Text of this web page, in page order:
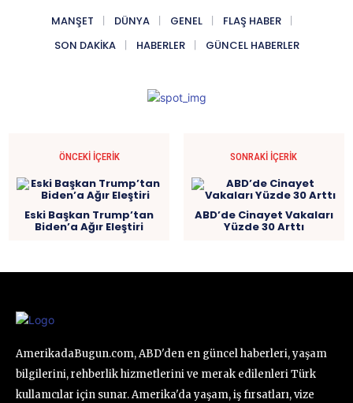
MANŞET DÜNYA GENEL
FLAŞ HABER
SON DAKIKA
HABERLER GÜNCEL HABERLER
ÖNCEKI İÇERIK
Eski Başkan Trump’tan
Biden’a Ağır Eleştiri
SONRAKI İÇERIK
ABD’de Cinayet Vakaları
Yüzde 30 Arttı
AmerikadaBugun.com, ABD'den en güncel haberleri, yaşam
bilgilerini, rehberlik hizmetlerini ve merak edilenleri Türk
kullanıcılar için sunar. Amerika'da yaşam, iş fırsatları, vize